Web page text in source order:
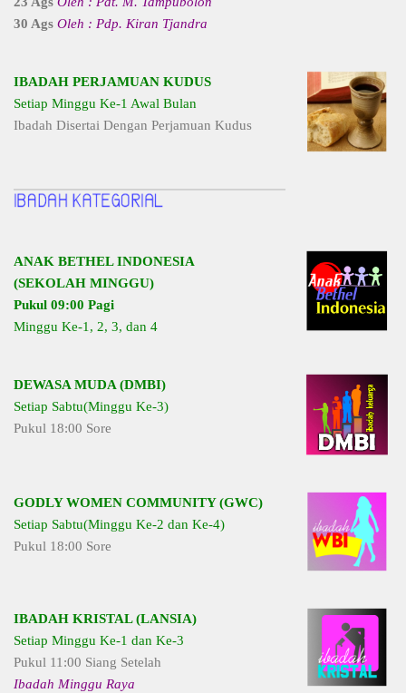
30 Ags Oleh : Pdp. Kiran Tjandra
IBADAH PERJAMUAN KUDUS
Setiap Minggu Ke-1 Awal Bulan
Ibadah Disertai Dengan Perjamuan Kudus
ANAK BETHEL INDONESIA
(SEKOLAH MINGGU)
Pukul 09:00 Pagi
Minggu Ke-1, 2, 3, dan 4
DEWASA MUDA (DMBI)
Setiap Sabtu(Minggu Ke-3)
Pukul 18:00 Sore
GODLY WOMEN COMMUNITY (GWC)
Setiap Sabtu(Minggu Ke-2 dan Ke-4)
Pukul 18:00 Sore
IBADAH KRISTAL (LANSIA)
Setiap Minggu Ke-1 dan Ke-3
Pukul 11:00 Siang Setelah
Ibadah Minggu Raya